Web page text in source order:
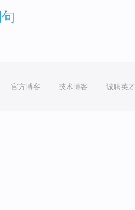
官方博客 技术博客 诚聘英才